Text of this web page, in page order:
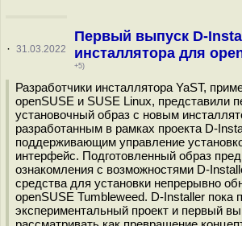
· 31.03.2022
Первый выпуск D-
инсталлятора для
+5)
Разработчики инсталлятора YaST,
openSUSE и SUSE Linux, представили
установочный образ с новым
разработанным в рамках проекта D-
поддерживающим управление
интерфейс. Подготовленный образ
ознакомления с возможностями D-
средства для установки непрерывно
openSUSE Tumbleweed. D-Installer пока
экспериментальный проект и первый